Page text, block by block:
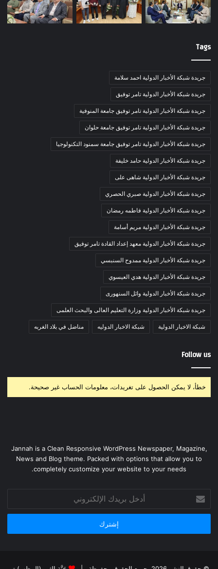
Tags
جريدة شبكة الأخبار الدولية احمد سلامة
جريدة شبكة الأخبار الدولية تامر توفيق
جريدة شبكة الأخبار الدولية تامر توفيق جامعة المنوفية
جريدة شبكة الأخبار الدولية تامر توفيق جامعة حلوان
جريدة شبكة الأخبار الدولية تامر توفيق جامعة سمنود التكنولوجيا
جريدة شبكة الأخبار الدولية حامد خليفة
جريدة شبكة الأخبار الدولية شاهى على
جريدة شبكة الأخبار الدولية صبري الحصري
جريدة شبكة الأخبار الدولية فاطمه رمضان
جريدة شبكة الأخبار الدولية مريم أسامة
جريدة شبكة الأخبار الدولية معهد إعداد القادة تامر توفيق
جريدة شبكة الأخبار الدولية ممدوح السنبسي
جريدة شبكة الأخبار الدولية هدي العيسوي
جريدة شبكة الأخبار الدولية وائل السنهورى
جريدة شبكة الأخبار الدولية وزارة التعليم العالى والبحث العلمى
شبكة الاخبار الدولية شبكة الاخبار الدوليه مناضل في بلاد الغربه
Follow us
خطأ، لا يمكن الحصول على تغريدات، معلومات الحساب غير صحيحة.
Jannah is a Clean Responsive WordPress Newspaper, Magazine,
News and Blog theme. Packed with options that allow you to
completely customize your website to your needs.
بريدك
الإلكتروني